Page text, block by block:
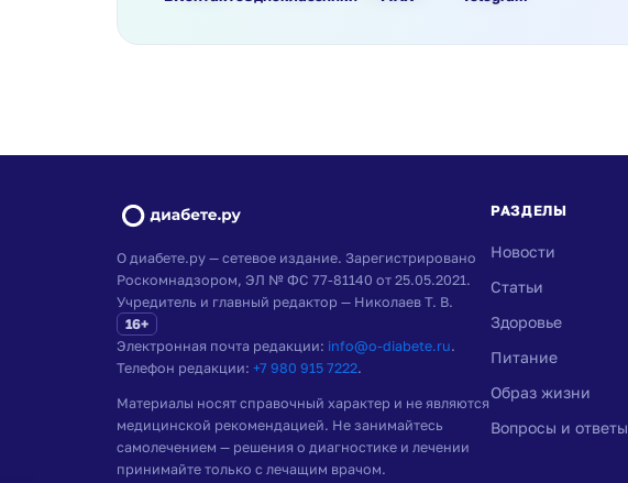
О диабете.ру — сетевое издание. Зарегистрировано
Роскомнадзором, ЭЛ № ФС 77-81140 от 25.05.2021.
Учредитель и главный редактор — Николаев Т. В.
16+
Электронная почта редакции: info@o-diabete.ru.
Телефон редакции: +7 980 915 7222.
Материалы носят справочный характер и не являются
медицинской рекомендацией. Не занимайтесь
самолечением — решения о диагностике и лечении
принимайте только с лечащим врачом.
РАЗДЕЛЫ
Новости
Статьи
Здоровье
Питание
Образ жизни
Вопросы и ответы